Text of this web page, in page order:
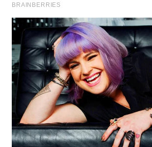
WN
MANDALIKA
WN
LIKUPANG
WN
LABUANBAJO
WN
BORNEO